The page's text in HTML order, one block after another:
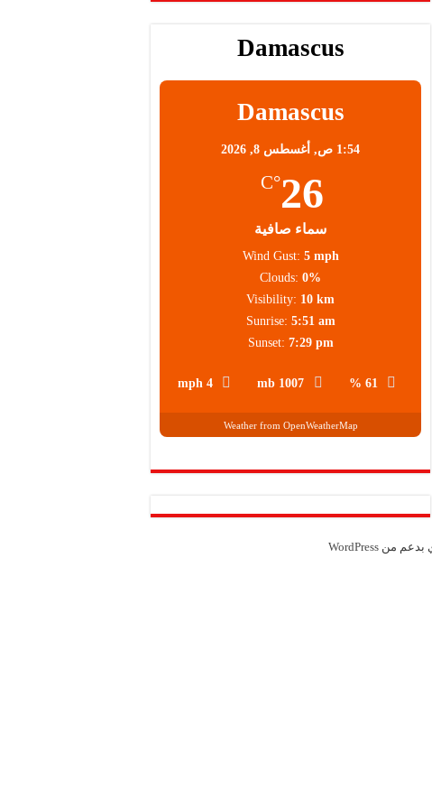
Damascus
Damascus
1:54 ص, أغسطس 8, 2026
26
°C
سماء صافية
61 %
1007 mb
4 mph
Wind Gust: 5 mph
Clouds: 0%
Visibility: 10 km
Sunrise: 5:51 am
Sunset: 7:29 pm
Weather from OpenWeatherMap
بدعم من WordPress